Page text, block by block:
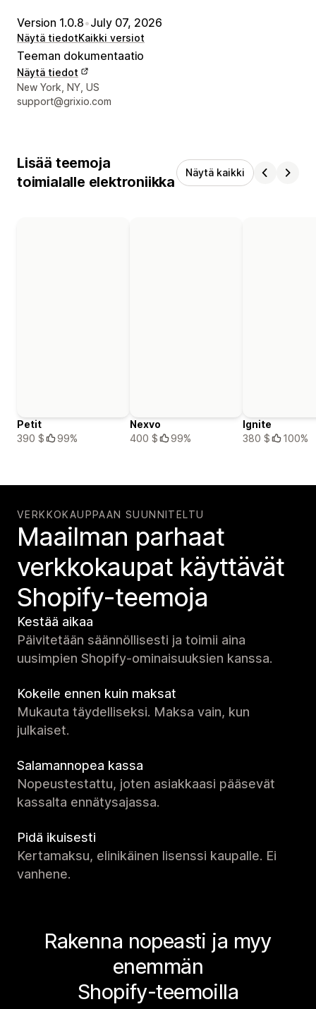
Version 1.0.8•July 07, 2026
Näytä tiedotKaikki versiot
Teeman dokumentaatio
Näytä tiedot
Suunnittelijan yhteystiedot
New York, NY, US
support@grixio.com
Lisää teemoja
toimialalle elektroniikka
Näytä kaikki
Petit
390 $
99%
Nexvo
400 $
99%
Ignite
380 $
100%
VERKKOKAUPPAAN SUUNNITELTU
Maailman parhaat
verkko­kaupat käyttävät
Shopify-teemoja
Kestää aikaa
Päivitetään säännöllisesti ja toimii aina
uusimpien Shopify-ominaisuuksien kanssa.
Kokeile ennen kuin maksat
Mukauta täydelliseksi. Maksa vain, kun
julkaiset.
Salamannopea kassa
Nopeustestattu, joten asiakkaasi pääsevät
kassalta ennätysajassa.
Pidä ikuisesti
Kertamaksu, elinikäinen lisenssi kaupalle. Ei
vanhene.
Rakenna nopeasti ja myy
enemmän
Shopify-teemoilla